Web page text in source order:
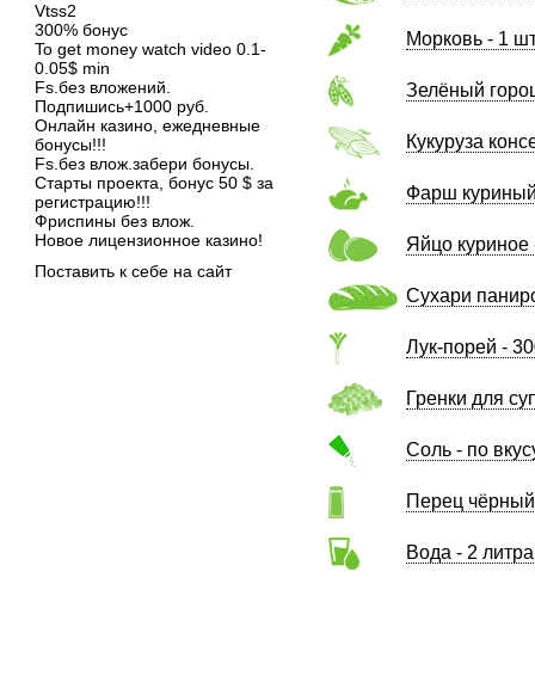
Vtss2
300% бонус
To get money watch video 0.1-
0.05$ min
Fs.без вложений.
Подпишись+1000 руб.
Онлайн казино, ежедневные
бонусы!!!
Fs.без влож.забери бонусы.
Старты проекта, бонус 50 $ за
регистрацию!!!
Фриспины без влож.
Новое лицензионное казино!
Поставить к себе на сайт
Морковь - 1
Зелёный
Кукуруза
Фарш
Яйцо куриное
Сухари
Лук-порей -
Гренки для
Соль - по
Перец чёрный
Вода - 2 литра